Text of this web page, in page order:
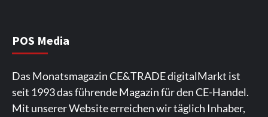
5
6
CHERRY baut Vertriebsteam in
strategisch wichtigen Märkten aus
POS Media
Das Monatsmagazin CE&TRADE digitalMarkt ist
seit 1993 das führende Magazin für den CE-Handel.
Mit unserer Website erreichen wir täglich Inhaber,